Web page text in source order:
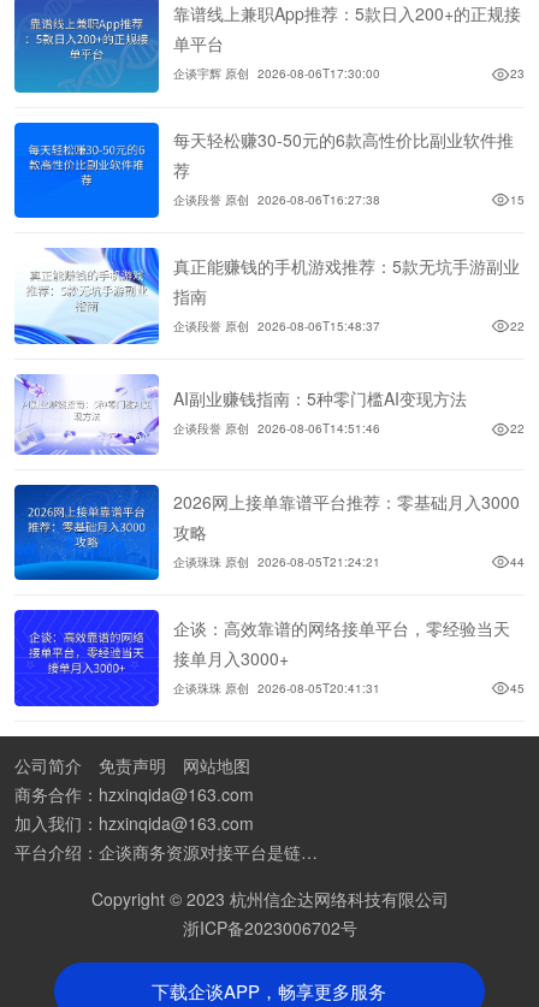
靠谱线上兼职App推荐：5款日入200+的正规接
单平台
企谈宇辉 原创 2026-08-06T17:30:00 23
每天轻松赚30-50元的6款高性价比副业软件推
荐
企谈段誉 原创 2026-08-06T16:27:38 15
真正能赚钱的手机游戏推荐：5款无坑手游副业
指南
企谈段誉 原创 2026-08-06T15:48:37 22
AI副业赚钱指南：5种零门槛AI变现方法
企谈段誉 原创 2026-08-06T14:51:46 22
2026网上接单靠谱平台推荐：零基础月入3000
攻略
企谈珠珠 原创 2026-08-05T21:24:21 44
企谈：高效靠谱的网络接单平台，零经验当天
接单月入3000+
企谈珠珠 原创 2026-08-05T20:41:31 45
下载企谈APP，畅享更多服务
公司简介 免责声明
网站地图
商务合作：hzxinqida@163.com
加入我们：hzxinqida@163.com
平台介绍：企谈商务资源对接平台是链接资源人脉与客户的平台,也是地推app接任务平台、地推拉新团队接单平台。平台汇聚100W+商务资源，地推拉新、APP推广、BD异业合作等业务可免费发布。同时全国的地推团队和个人都可在地推接单平台找到赚钱项目和分享交流地推问题。
Copyright © 2023 杭州信企达网络科技有限公司
浙ICP备2023006702号